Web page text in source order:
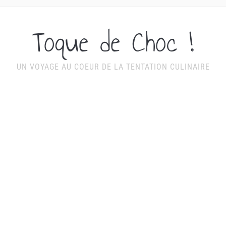
Toque de Choc !
UN VOYAGE AU COEUR DE LA TENTATION CULINAIRE